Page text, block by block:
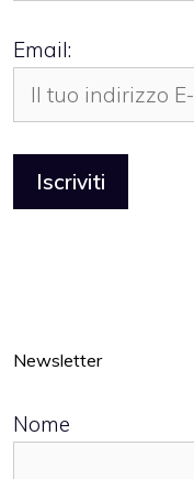
Email:
Newsletter
Nome